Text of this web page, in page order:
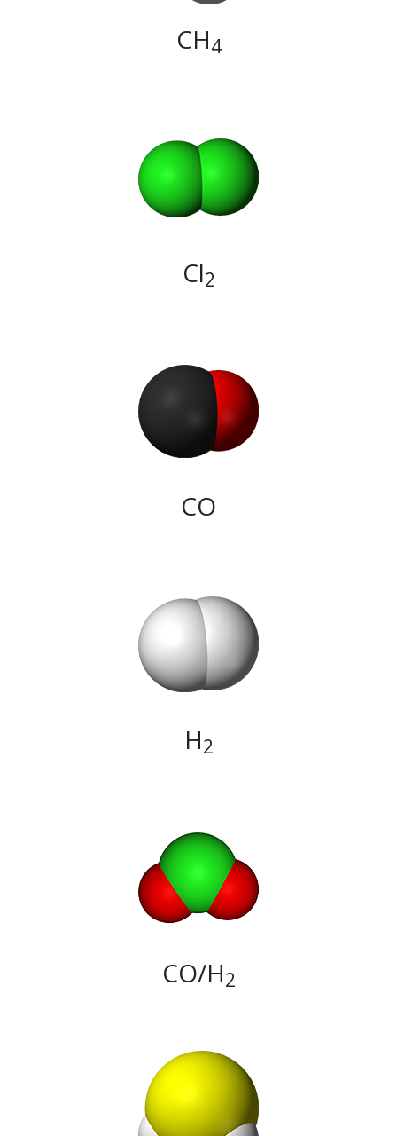
CH4
Cl2
CO
H2
CO/H2